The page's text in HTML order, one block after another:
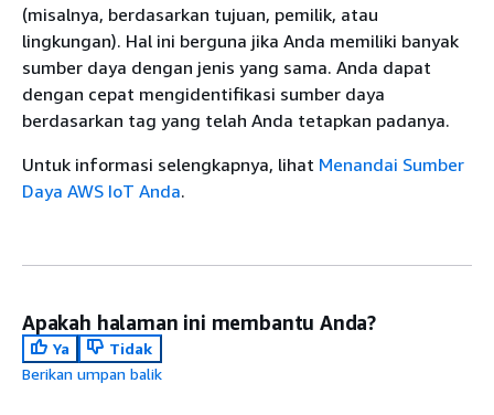
(misalnya, berdasarkan tujuan, pemilik, atau
lingkungan). Hal ini berguna jika Anda memiliki banyak
sumber daya dengan jenis yang sama. Anda dapat
dengan cepat mengidentifikasi sumber daya
berdasarkan tag yang telah Anda tetapkan padanya.
Untuk informasi selengkapnya, lihat Menandai Sumber
Daya AWS IoT Anda.
Apakah halaman ini membantu Anda?
Ya
Tidak
Berikan umpan balik